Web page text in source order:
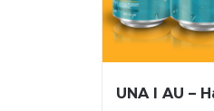
UNA I AU –